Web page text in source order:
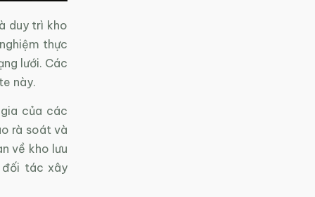
duy trì kho
thực
lưới. Các
này.
của các
rà soát và
về kho lưu
đối tác xây